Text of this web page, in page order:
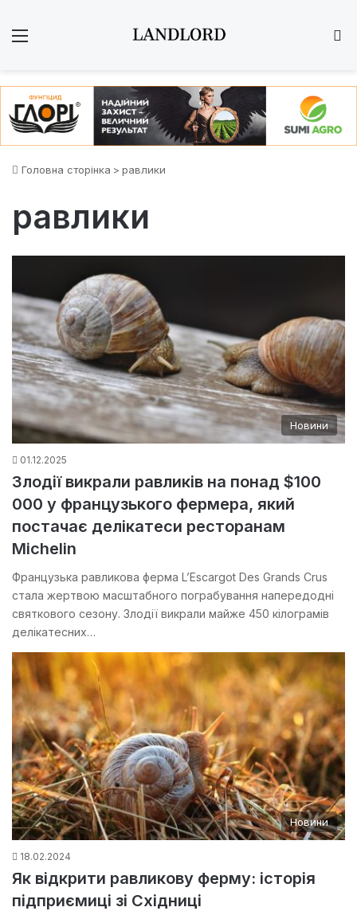
Головна сторінка > равлики
равлики
Новини
01.12.2025
Злодії викрали равликів на понад $100
000 у французького фермера, який
постачає делікатеси ресторанам
Michelin
Французька равликова ферма L’Escargot Des Grands Crus
стала жертвою масштабного пограбування напередодні
святкового сезону. Злодії викрали майже 450 кілограмів
делікатесних…
Новини
18.02.2024
Як відкрити равликову ферму: історія
підприємиці зі Східниці